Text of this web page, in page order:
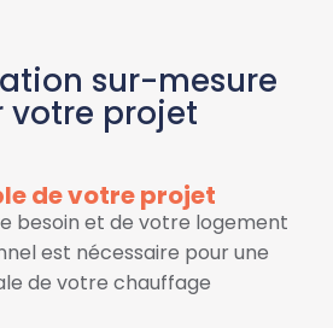
sur-mesure
votre projet
de votre projet
besoin et de votre logement
est nécessaire pour une
de votre chauffage